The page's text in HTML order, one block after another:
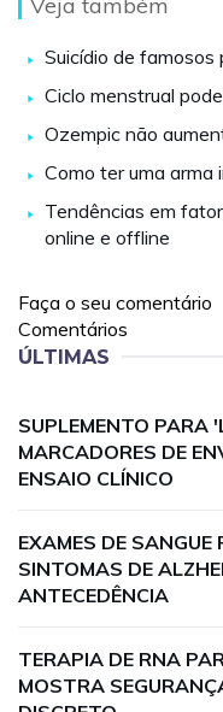
Suicídio de
Ciclo menstrual
Ozempic não
Como ter uma arma
Tendências em
online e offline
Faça o seu comentário
Comentários
ÚLTIMAS
SUPLEMENTO PARA
MARCADORES DE
ENSAIO CLÍNICO
EXAMES DE SANGUE
SINTOMAS DE
ANTECEDÊNCIA
TERAPIA DE RNA
MOSTRA